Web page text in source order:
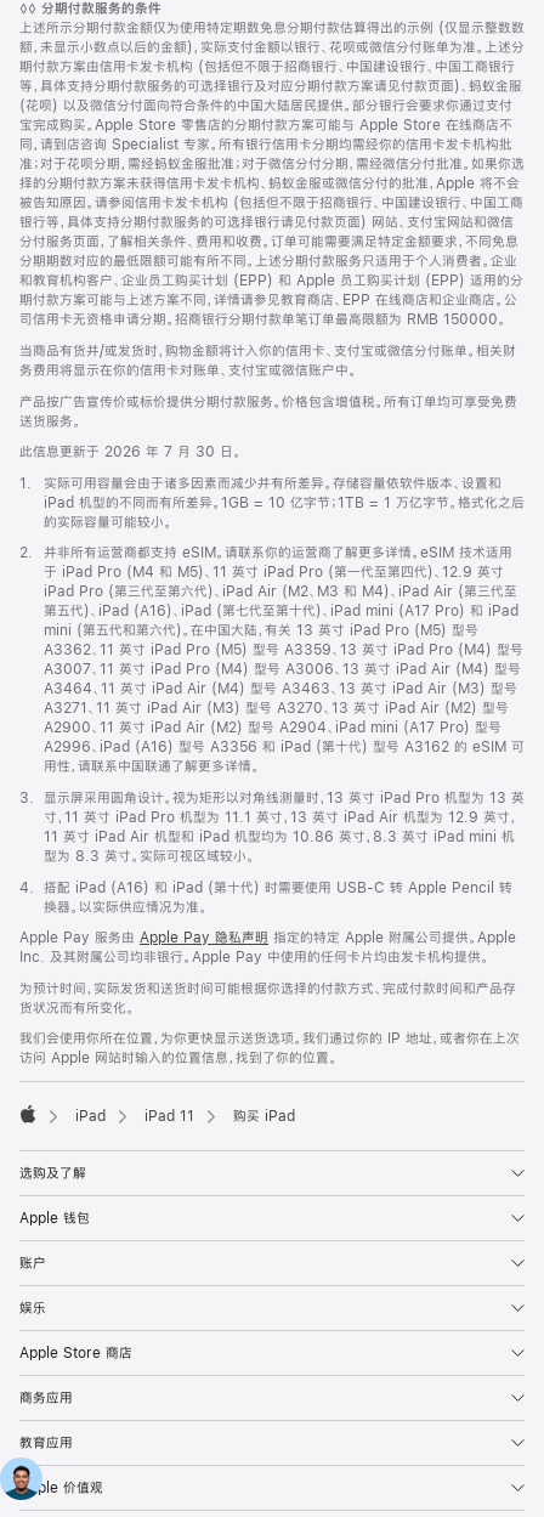
脚
注
◊◊ 分期付款服务的条件
上述所示分期付款金额仅为使用特定期数免息分期付款估算得出的示例 (仅显示整数数
额，未显示小数点以后的金额)，实际支付金额以银行、花呗或微信分付账单为准。上述分
期付款方案由信用卡发卡机构 (包括但不限于招商银行、中国建设银行、中国工商银行
等，具体支持分期付款服务的可选择银行及对应分期付款方案请见付款页面)、蚂蚁金服
(花呗) 以及微信分付面向符合条件的中国大陆居民提供。部分银行会要求你通过支付
宝完成购买。Apple Store 零售店的分期付款方案可能与 Apple Store 在线商店不
同，请到店咨询 Specialist 专家。所有银行信用卡分期均需经你的信用卡发卡机构批
准；对于花呗分期，需经蚂蚁金服批准；对于微信分付分期，需经微信分付批准。如果你选
择的分期付款方案未获得信用卡发卡机构、蚂蚁金服或微信分付的批准，Apple 将不会
被告知原因。请参阅信用卡发卡机构 (包括但不限于招商银行、中国建设银行、中国工商
银行等，具体支持分期付款服务的可选择银行请见付款页面) 网站、支付宝网站和微信
分付服务页面，了解相关条件、费用和收费。订单可能需要满足特定金额要求，不同免息
分期期数对应的最低限额可能有所不同。上述分期付款服务只适用于个人消费者。企业
和教育机构客户、企业员工购买计划 (EPP) 和 Apple 员工购买计划 (EPP) 适用的分
期付款方案可能与上述方案不同，详情请参见教育商店、EPP 在线商店和企业商店。公
司信用卡无资格申请分期。招商银行分期付款单笔订单最高限额为 RMB 150000。
当商品有货并/或发货时，购物金额将计入你的信用卡、支付宝或微信分付账单。相关财
务费用将显示在你的信用卡对账单、支付宝或微信账户中。
产品按广告宣传价或标价提供分期付款服务。价格包含增值税。所有订单均可享受免费
送货服务。
此信息更新于 2026 年 7 月 30 日。
脚
1.
实际可用容量会由于诸多因素而减少并有所差异。存储容量依软件版本、设置和
iPad 机型的不同而有所差异。1GB = 10 亿字节；1TB = 1 万亿字节。格式化之后
的实际容量可能较小。
脚
2.
并非所有运营商都支持 eSIM。请联系你的运营商了解更多详情。eSIM 技术适用
于 iPad Pro (M4 和 M5)、11 英寸 iPad Pro (第一代至第四代)、12.9 英寸
iPad Pro (第三代至第六代)、iPad Air (M2、M3 和 M4)、iPad Air (第三代至
第五代)、iPad (A16)、iPad (第七代至第十代)、iPad mini (A17 Pro) 和 iPad
mini (第五代和第六代)。在中国大陆，有关 13 英寸 iPad Pro (M5) 型号
A3362、11 英寸 iPad Pro (M5) 型号 A3359、13 英寸 iPad Pro (M4) 型号
A3007、11 英寸 iPad Pro (M4) 型号 A3006、13 英寸 iPad Air (M4) 型号
A3464、11 英寸 iPad Air (M4) 型号 A3463、13 英寸 iPad Air (M3) 型号
A3271、11 英寸 iPad Air (M3) 型号 A3270、13 英寸 iPad Air (M2) 型号
A2900、11 英寸 iPad Air (M2) 型号 A2904、iPad mini (A17 Pro) 型号
A2996、iPad (A16) 型号 A3356 和 iPad (第十代) 型号 A3162 的 eSIM 可
用性，请联系中国联通了解更多详情。
脚
3.
显示屏采用圆角设计。视为矩形以对角线测量时，13 英寸 iPad Pro 机型为 13 英
寸，11 英寸 iPad Pro 机型为 11.1 英寸，13 英寸 iPad Air 机型为 12.9 英寸，
11 英寸 iPad Air 机型和 iPad 机型均为 10.86 英寸，8.3 英寸 iPad mini 机
型为 8.3 英寸。实际可视区域较小。
脚
4.
搭配 iPad (A16) 和 iPad (第十代) 时需要使用 USB-C 转 Apple Pencil 转
换器。以实际供应情况为准。
Apple Pay 服务由 Apple Pay 隐私声明 指定的特定 Apple 附属公司提供。Apple
Inc. 及其附属公司均非银行。Apple Pay 中使用的任何卡片均由发卡机构提供。
为预计时间，实际发货和送货时间可能根据你选择的付款方式、完成付款时间和产品存
货状况而有所变化。
我们会使用你所在位置，为你更快显示送货选项。我们通过你的 IP 地址，或者你在上次
访问 Apple 网站时输入的位置信息，找到了你的位置。
iPad iPad 11 购买 iPad
选购及了解
Apple 钱包
账户
娱乐
Apple Store 商店
商务应用
教育应用
Apple 价值观